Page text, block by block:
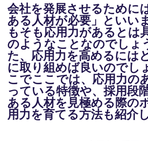
会社を発展させるために
ある人材が必要」といい
もそも応用力があるとは
のようなことなのでしょ
た、応用力を高めるには
に取り組めば良いのでし
こでここでは、応用力の
っている特徴や、採用段
ある人材を見極める際の
用力を育てる方法も紹介